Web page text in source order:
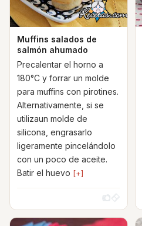
Muffins salados de
salmón ahumado
Precalentar el horno a
180°C y forrar un molde
para muffins con pirotines.
Alternativamente, si se
utilizaun molde de
silicona, engrasarlo
ligeramente pincelándolo
con un poco de aceite.
Batir el huevo [+]